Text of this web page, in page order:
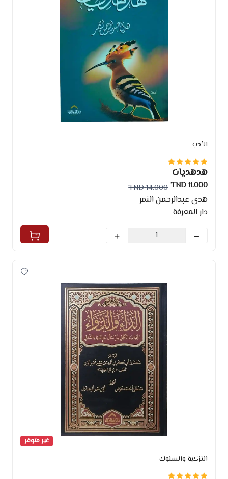
الأدب
هدهديات
11.000 TND
14.000 TND
هدى عبدالرحمن النمر
دار المعرفة
غير متوفر
التزكية والسلوك